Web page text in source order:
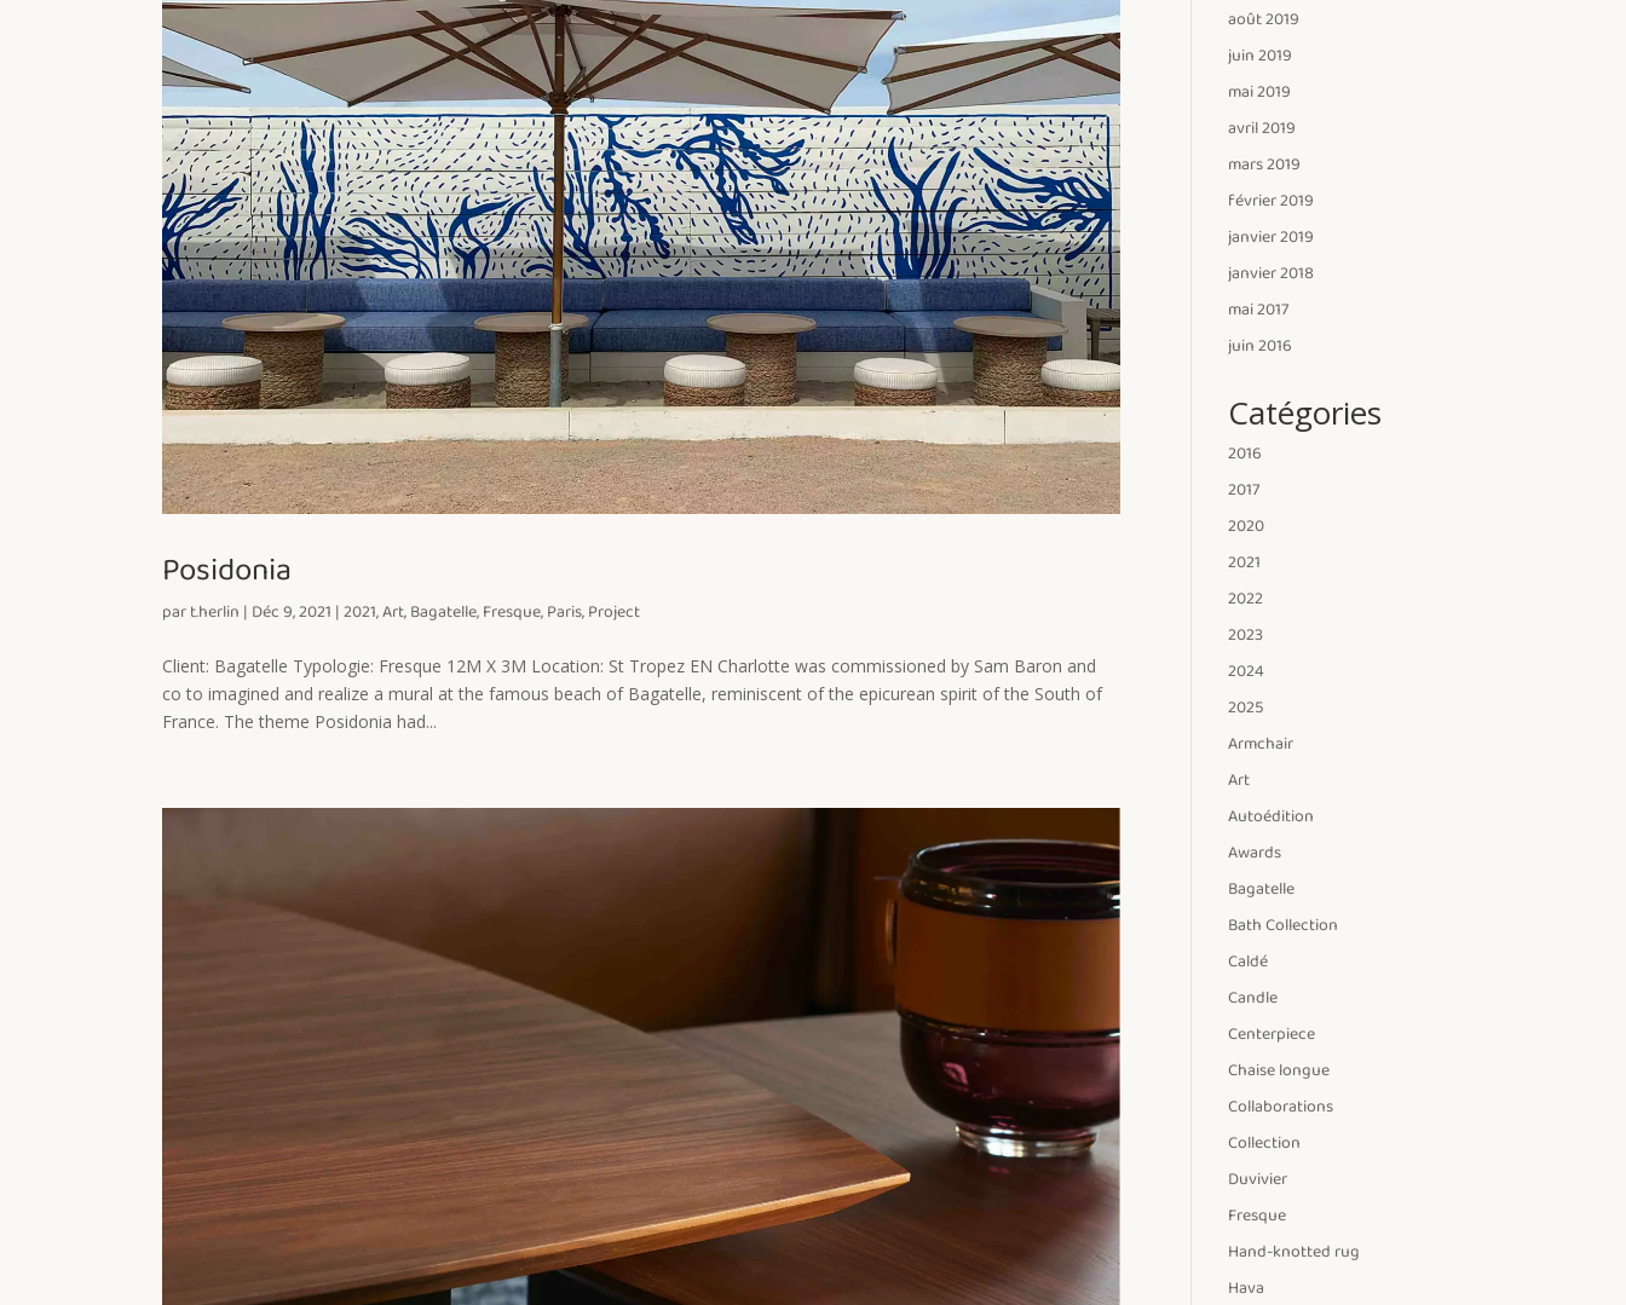
Posidonia
part.herlin | Déc 9, 2021 |2021,Art,Bagatelle,Fresque,Paris,Project
Client: Bagatelle Typologie: Fresque 12M X 3M Location: St Tropez EN Charlotte was commissioned by Sam Baron and
co to imagined and realize a mural at the famous beach of Bagatelle, reminiscent of the epicurean spirit of the South of
France. The theme Posidonia had...
août 2019
juin 2019
mai 2019
avril 2019
mars 2019
février 2019
janvier 2019
janvier 2018
mai 2017
juin 2016
Catégories
2016
2017
2020
2021
2022
2023
2024
2025
Armchair
Art
Autoédition
Awards
Bagatelle
Bath Collection
Caldé
Candle
Centerpiece
Chaise longue
Collaborations
Collection
Duvivier
Fresque
Hand-knotted rug
Hava